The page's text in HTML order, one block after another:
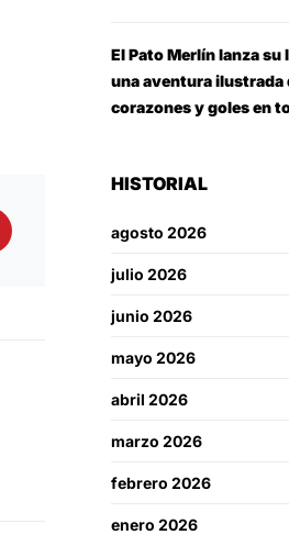
El Pato Merlín lanza
una aventura ilustrada
corazones y goles en
HISTORIAL
agosto 2026
julio 2026
junio 2026
mayo 2026
abril 2026
marzo 2026
febrero 2026
enero 2026